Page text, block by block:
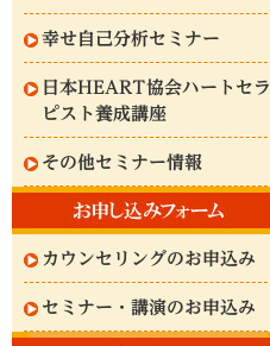
幸せ自己分析セミナー
日本HEART協会ハートセラ
ピスト養成講座
その他セミナー情報
カウンセリングのお申込み
セミナー・講演のお申込み